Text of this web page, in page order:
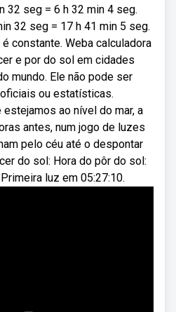
32 seg = 6 h 32 min 4 seg.
32 seg = 17 h 41 min 5 seg.
constante. Weba calculadora
e por do sol em cidades
mundo. Ele não pode ser
ou estatísticas.
ao nível do mar, a
antes, num jogo de luzes
pelo céu até o despontar
do sol: Hora do pôr do sol:
luz em 05:27:10.